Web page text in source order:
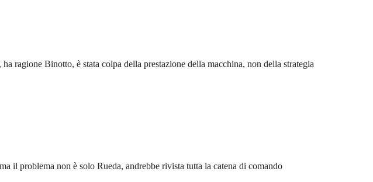
ha ragione Binotto, è stata colpa della prestazione della macchina, non della strategia
il problema non è solo Rueda, andrebbe rivista tutta la catena di comando